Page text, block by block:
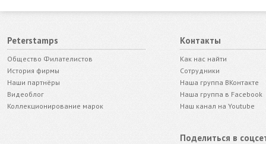
Peterstamps
Общество Филателистов
История фирмы
Наши партнёры
Видеоблог
Коллекционирование марок
Контакты
Как нас найти
Сотрудники
Наша группа ВКонтакте
Наша группа в Facebook
Наш канал на Youtube
Поделиться в